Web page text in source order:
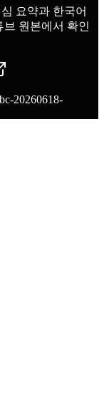
요약과 한국어
원본에서 확인
20260618-